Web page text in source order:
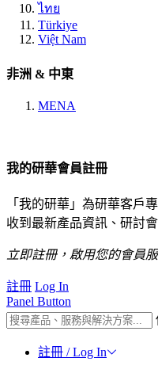
ไทย
Türkiye
Việt Nam
非洲 & 中東
MENA
我的研華會員註冊
「我的研華」為研華客戶
收到最新產品資訊、研討
立即註冊，啟用您的會員
註冊 Log In
Panel Button
註冊 / Log In